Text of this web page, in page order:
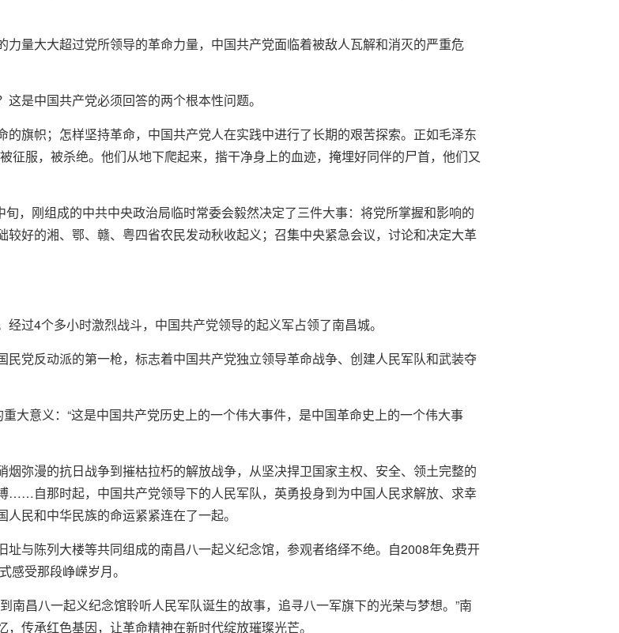
量大大超过党所领导的革命力量，中国共产党面临着被敌人瓦解和消灭的严重危
是中国共产党必须回答的两个根本性问题。
旗帜；怎样坚持革命，中国共产党人在实践中进行了长期的艰苦探索。正如毛泽东
征服，被杀绝。他们从地下爬起来，揩干净身上的血迹，掩埋好同伴的尸首，他们又
，刚组成的中共中央政治局临时常委会毅然决定了三件大事：将党所掌握和影响的
好的湘、鄂、赣、粤四省农民发动秋收起义；召集中央紧急会议，讨论和决定大革
过4个多小时激烈战斗，中国共产党领导的起义军占领了南昌城。
党反动派的第一枪，标志着中国共产党独立领导革命战争、创建人民军队和武装夺
大意义：“这是中国共产党历史上的一个伟大事件，是中国革命史上的一个伟大事
弥漫的抗日战争到摧枯拉朽的解放战争，从坚决捍卫国家主权、安全、领土完整的
……自那时起，中国共产党领导下的人民军队，英勇投身到为中国人民求解放、求幸
民和中华民族的命运紧紧连在了一起。
与陈列大楼等共同组成的南昌八一起义纪念馆，参观者络绎不绝。自2008年免费开
感受那段峥嵘岁月。
南昌八一起义纪念馆聆听人民军队诞生的故事，追寻八一军旗下的光荣与梦想。”南
传承红色基因，让革命精神在新时代绽放璀璨光芒。